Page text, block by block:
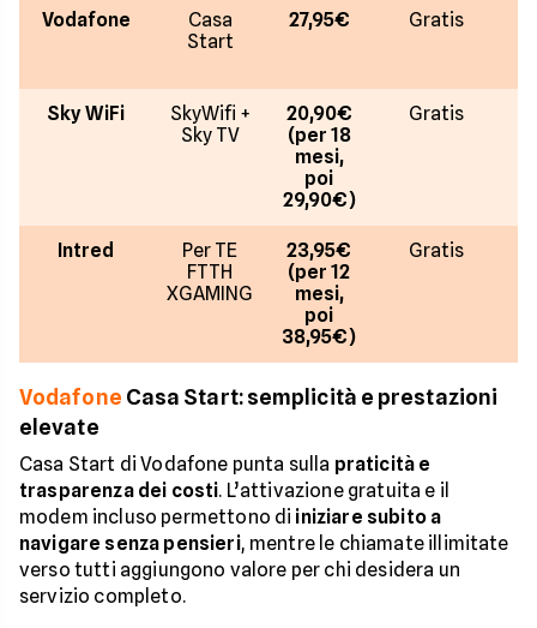
Vodafone
Casa
Start
27,95€ Gratis
Sky WiFi
SkyWifi +
Sky TV
20,90€
(per 18
mesi,
poi
29,90€)
Gratis
Intred
Per TE
FTTH
XGAMING
23,95€
(per 12
mesi,
poi
38,95€)
Gratis
Vodafone Casa Start: semplicità e prestazioni
elevate
Casa Start di Vodafone punta sulla praticità e
trasparenza dei costi. L’attivazione gratuita e il
modem incluso permettono di iniziare subito a
navigare senza pensieri, mentre le chiamate illimitate
verso tutti aggiungono valore per chi desidera un
servizio completo.